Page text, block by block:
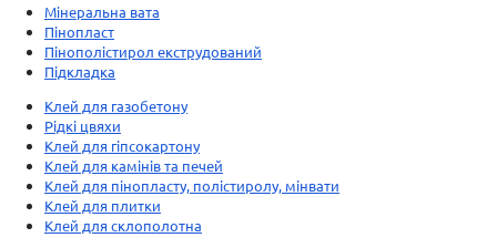
Мінеральна вата
Пінопласт
Пінополістирол екструдований
Підкладка
Клей для газобетону
Рідкі цвяхи
Клей для гіпсокартону
Клей для камінів та печей
Клей для пінопласту, полістиролу, мінвати
Клей для плитки
Клей для склополотна